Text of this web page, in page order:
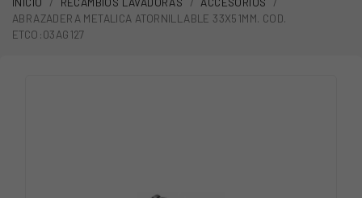
ABRAZADERA METALICA ATORNILLABLE 33X51MM. COD.
ETCO:03AG127